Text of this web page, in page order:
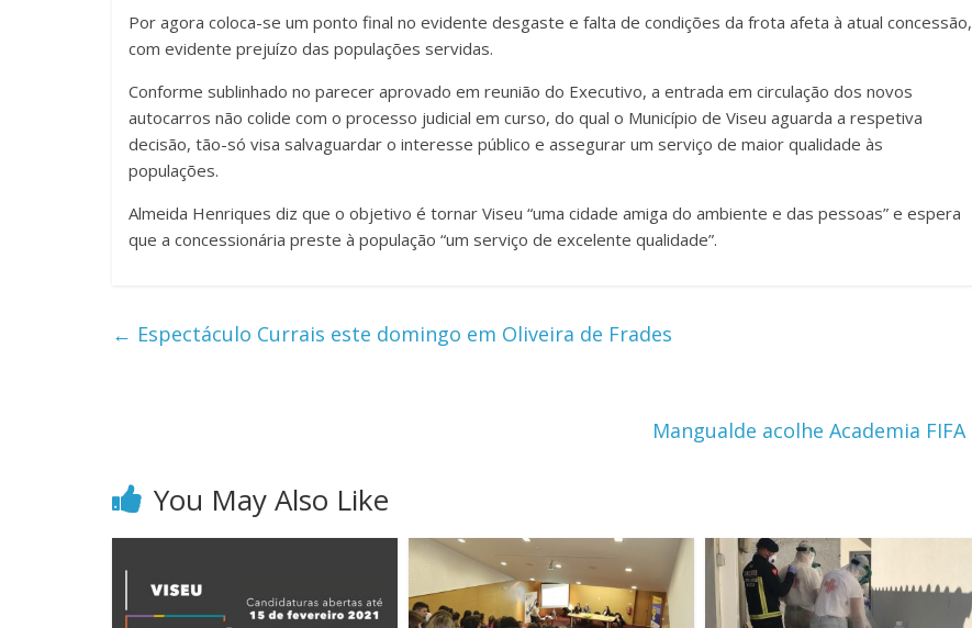
Por agora coloca-se um ponto final no evidente desgaste e falta de condições da frota afeta à atual concessão,
com evidente prejuízo das populações servidas.
Conforme sublinhado no parecer aprovado em reunião do Executivo, a entrada em circulação dos novos
autocarros não colide com o processo judicial em curso, do qual o Município de Viseu aguarda a respetiva
decisão, tão-só visa salvaguardar o interesse público e assegurar um serviço de maior qualidade às
populações.
Almeida Henriques diz que o objetivo é tornar Viseu “uma cidade amiga do ambiente e das pessoas” e espera
que a concessionária preste à população “um serviço de excelente qualidade”.
← Espectáculo Currais este domingo em Oliveira de Frades
Mangualde acolhe Academia FIFA
You May Also Like